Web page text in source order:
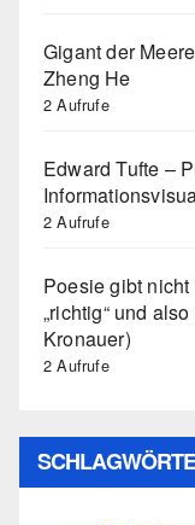
Gigant der
Zheng He
2 Aufrufe
Edward Tufte –
2 Aufrufe
Poesie gibt
„richtig“ und
Kronauer)
2 Aufrufe